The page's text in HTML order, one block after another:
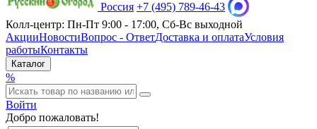
Россия +7 (495) 789-46-43
Колл-центр: Пн-Пт 9:00 - 17:00, Сб-Вс выходной
АкцииНовостиВопрос - ОтветДоставка и оплатаУсловия
работыКонтакты
Каталог
%
Войти
Добро пожаловать!